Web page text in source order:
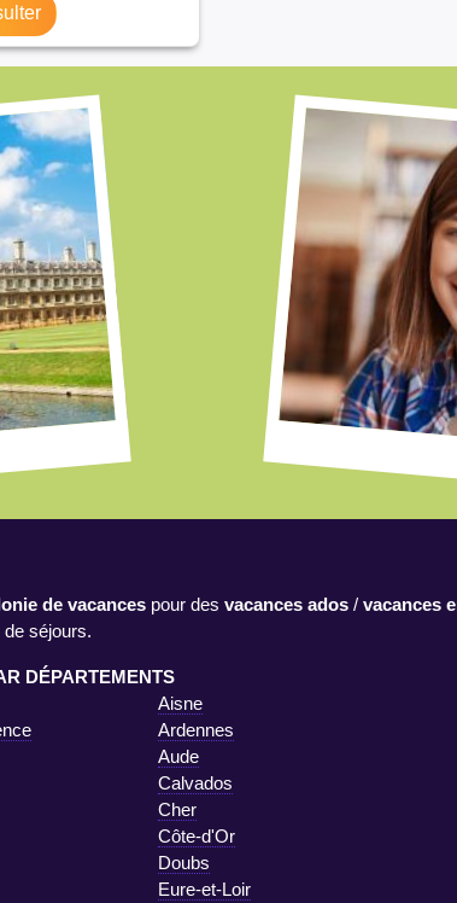
de vacances pour des vacances ados / vacances
séjours.
DÉPARTEMENTS
Aisne
Ardennes
Aude
Calvados
Cher
Côte-d'Or
Doubs
Eure-et-Loir